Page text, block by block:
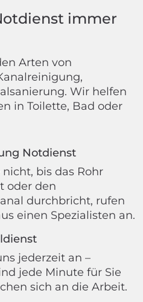
immer
Arten von
Wir helfen
in Toilette, Bad oder
Notdienst
bis das Rohr
oder den
durchbricht, rufen
einen Spezialisten an.
jederzeit an –
jede Minute für Sie
sich an die Arbeit.